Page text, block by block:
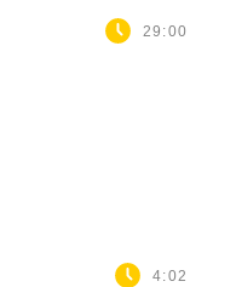
29:00
4:02